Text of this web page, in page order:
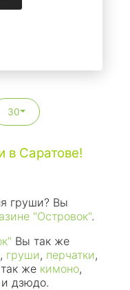
30
в Саратове!
груши? Вы
"Островок".
Вы так же
, груши, перчатки,
же кимоно,
и дзюдо.